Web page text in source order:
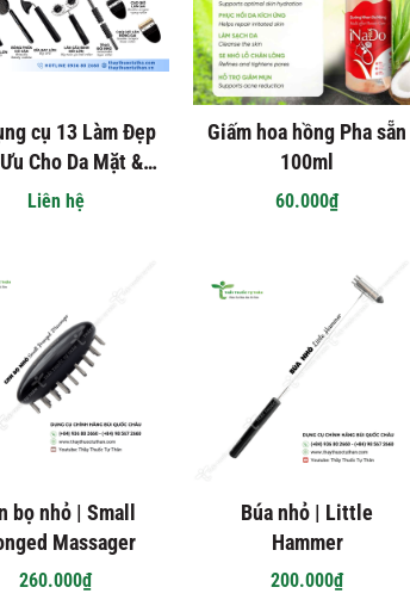
cụ 13 Làm Đẹp
Cho Da Mặt &
Thân | Tools set
Liên hệ
Giấm hoa hồng Pha sẵn
100ml
60.000₫
bọ nhỏ | Small
Massager
260.000₫
Búa nhỏ | Little
Hammer
200.000₫